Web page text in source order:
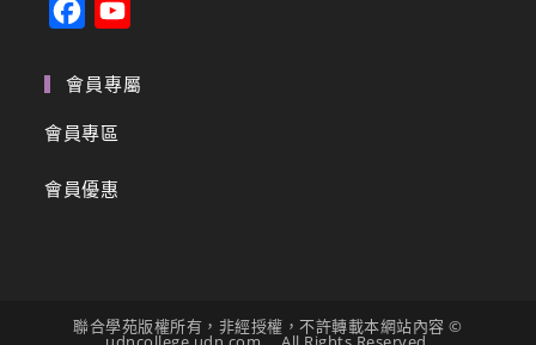
c
e
o
u
a
會員專屬
會員專區
會員優惠
聯合學苑版權所有，非經授權，不許轉載本網站內容 ©